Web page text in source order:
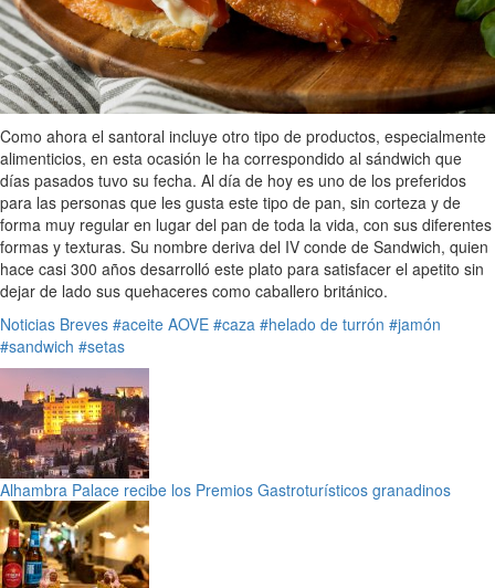
Como ahora el santoral incluye otro tipo de productos, especialmente
alimenticios, en esta ocasión le ha correspondido al sándwich que
días pasados tuvo su fecha. Al día de hoy es uno de los preferidos
para las personas que les gusta este tipo de pan, sin corteza y de
forma muy regular en lugar del pan de toda la vida, con sus diferentes
formas y texturas. Su nombre deriva del IV conde de Sandwich, quien
hace casi 300 años desarrolló este plato para satisfacer el apetito sin
dejar de lado sus quehaceres como caballero británico.
Noticias Breves #aceite AOVE #caza #helado de turrón #jamón
#sandwich #setas
Alhambra Palace recibe los Premios Gastroturísticos granadinos